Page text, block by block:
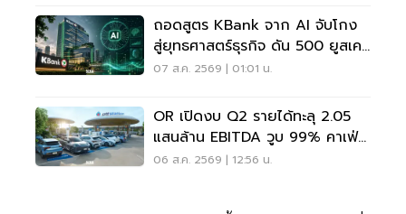
ถอดสูตร KBank จาก AI จับโกง
สู่ยุทธศาสตร์ธุรกิจ ดัน 500 ยูสเคส
ใช้จริง
07 ส.ค. 2569 | 01:01 น.
OR เปิดงบ Q2 รายได้ทะลุ 2.05
แสนล้าน EBITDA วูบ 99% คาเฟ่อ
เมซอนขายนิวไฮ 117 ล้านแก้ว
06 ส.ค. 2569 | 12:56 น.